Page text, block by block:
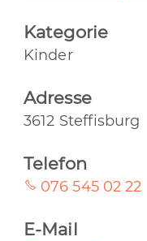
Kategorie
Kinder
Adresse
3612 Steffisburg
Telefon
076 545 02 22
E-Mail